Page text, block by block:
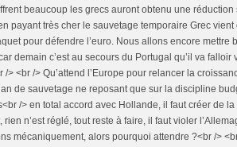
beaucoup les grecs auront obtenu une
payant très cher le sauvetage temporaire Grec
pour défendre l’euro. Nous allons encore mettre
demain c’est au secours du Portugal qu’il va falloir
/> <br /> Qu’attend l’Europe pour relancer la
de sauvetage ne reposant que sur la discipline
/> en total accord avec Hollande, il faut créer de
rien n’est réglé, tout reste à faire, il faut violer
mécaniquement, alors pourquoi attendre ?<br />